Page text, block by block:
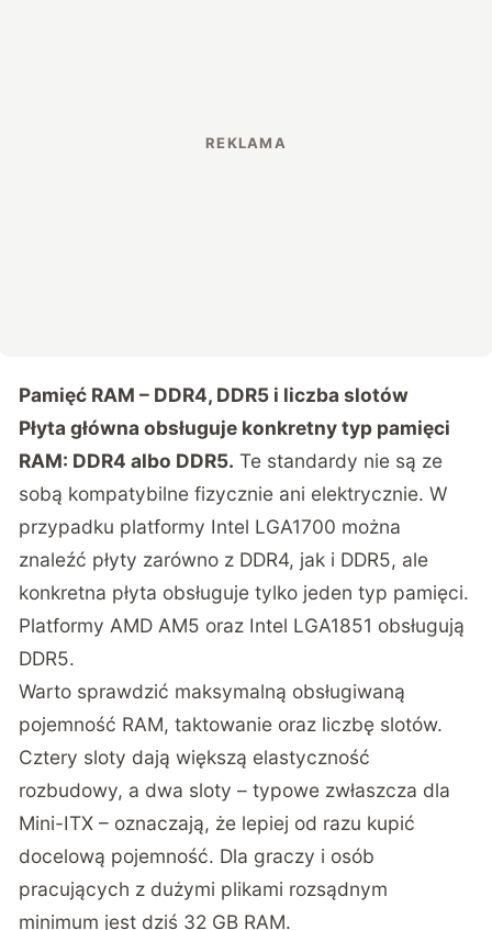
Pamięć RAM – DDR4, DDR5 i liczba slotów
Płyta główna obsługuje konkretny typ pamięci
RAM: DDR4 albo DDR5. Te standardy nie są ze
sobą kompatybilne fizycznie ani elektrycznie. W
przypadku platformy Intel LGA1700 można
znaleźć płyty zarówno z DDR4, jak i DDR5, ale
konkretna płyta obsługuje tylko jeden typ pamięci.
Platformy AMD AM5 oraz Intel LGA1851 obsługują
DDR5.
Warto sprawdzić maksymalną obsługiwaną
pojemność RAM, taktowanie oraz liczbę slotów.
Cztery sloty dają większą elastyczność
rozbudowy, a dwa sloty – typowe zwłaszcza dla
Mini-ITX – oznaczają, że lepiej od razu kupić
docelową pojemność. Dla graczy i osób
pracujących z dużymi plikami rozsądnym
minimum jest dziś 32 GB RAM.